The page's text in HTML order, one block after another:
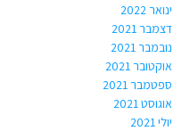
ינואר 2022
דצמבר 2021
נובמבר 2021
אוקטובר 2021
ספטמבר 2021
אוגוסט 2021
יולי 2021